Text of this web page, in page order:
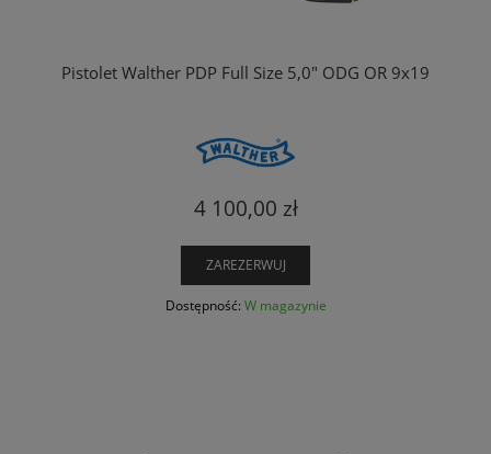
Pistolet Walther PDP Full Size 5,0" ODG OR 9x19
4 100,00 zł
ZAREZERWUJ
Dostępność: W magazynie